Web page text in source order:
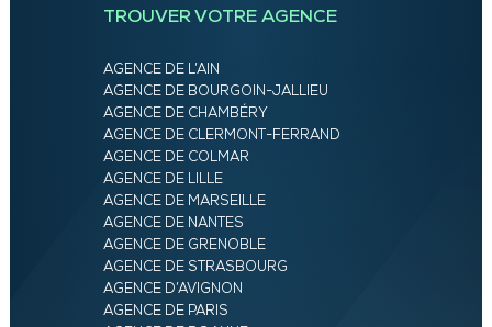
TROUVER VOTRE AGENCE
AGENCE DE L’AIN
AGENCE DE BOURGOIN-JALLIEU
AGENCE DE CHAMBÉRY
AGENCE DE CLERMONT-FERRAND
AGENCE DE COLMAR
AGENCE DE LILLE
AGENCE DE MARSEILLE
AGENCE DE NANTES
AGENCE DE GRENOBLE
AGENCE DE STRASBOURG
AGENCE D’AVIGNON
AGENCE DE PARIS